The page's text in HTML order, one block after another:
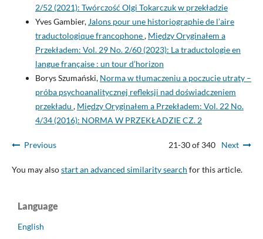
2/52 (2021): Twórczość Olgi Tokarczuk w przekładzie
Yves Gambier, Jalons pour une historiographie de l’aire
traductologique francophone, Między Oryginałem a
Przekładem: Vol. 29 No. 2/60 (2023): La traductologie en
langue française : un tour d’horizon
Borys Szumański, Norma w tłumaczeniu a poczucie utraty –
próba psychoanalitycznej refleksji nad doświadczeniem
przekładu , Między Oryginałem a Przekładem: Vol. 22 No.
4/34 (2016): NORMA W PRZEKŁADZIE CZ. 2
Previous 21-30 of 340 Next
You may alsostart an advanced similarity search for this article.
Language
English